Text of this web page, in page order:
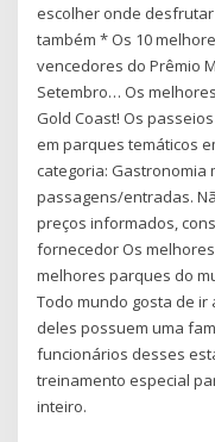
escolher onde
também * Os 10
vencedores do Prêmio
Setembro… Os
Gold Coast! Os
em parques temáticos
categoria: Gastronomia
passagens/entradas.
preços informados,
fornecedor Os
melhores parques do
Todo mundo gosta de ir
deles possuem uma
funcionários desses
treinamento especial
inteiro.